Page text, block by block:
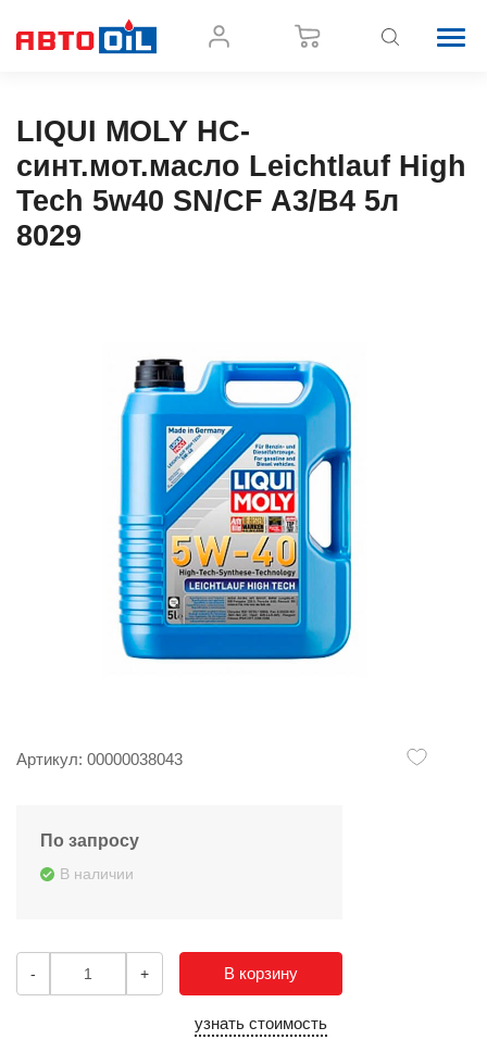
LIQUI MOLY НС-
синт.мот.масло Leichtlauf High
Tech 5w40 SN/CF A3/B4 5л
8029
Артикул: 00000038043
По запросу
В наличии
- + В корзину
узнать стоимость